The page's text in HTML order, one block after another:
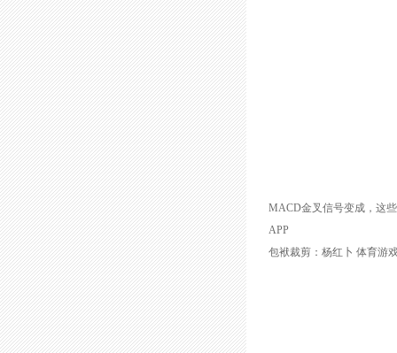
MACD金叉信号变成，这
APP
包袱裁剪：杨红卜 体育游